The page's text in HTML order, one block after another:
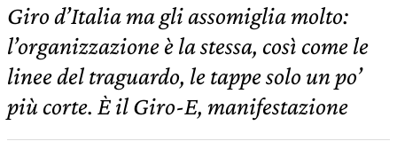
Giro d’Italia ma gli assomiglia molto:
l’organizzazione è la stessa, così come le
linee del traguardo, le tappe solo un po’
più corte. È il Giro-E, manifestazione